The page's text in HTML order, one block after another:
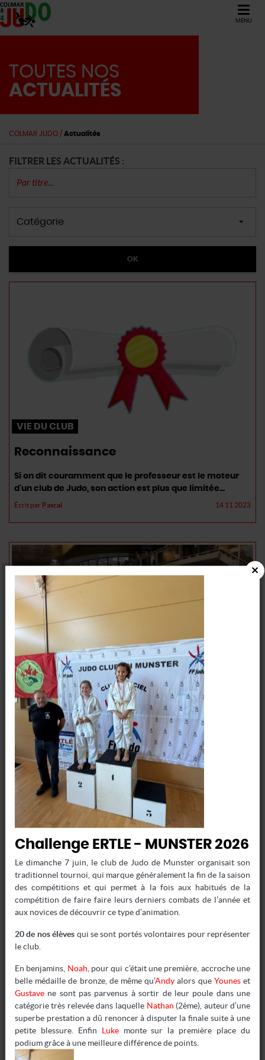
MENU
TOUTES NOS
ACTUALITÉS
COLMAR JUDO / Actualités
FILTRER LES ACTUALITÉS :
VIE DU CLUB
Reconnaissance
Si on dit couramment que le professeur est le moteur
d'un club de Judo, son action est plus que limitée...
Écrit par Pascal 14 11 2023
VIE DU CLUB
Plouf !
Le mercredi 8 novembre 2023, se déroulait le
CHALLENGE MARCO DIENER, organisé par l'OMS de
Colmar.Tous les clubs sportifs sont...
Écrit par Marjorie
1er passage de grade
Vous pensez certainement que l'événement sportif le
plus important du weekend est la victoire de l'équipe de
France de football...
Écrit parPascal
Challenge ERTLE - MUNSTER 2026
Le dimanche 7 juin, le club de Judo de Munster organisait son
traditionnel tournoi, qui marque généralement la fin de la saison
des compétitions et qui permet à la fois aux habitués de la
compétition de faire faire leurs derniers combats de l’année et
aux novices de découvrir ce type d’animation.
20 de nos élèves qui se sont portés volontaires pour représenter
le club.
En benjamins, Noah , pour qui c’était une première, accroche une
belle médaille de bronze, de même qu’Andy alors que Youneset
Gustave ne sont pas parvenus à sortir de leur poule dans une
catégorie très relevée dans laquelle Nathan (2ème), auteur d’une
superbe prestation a dû renoncer à disputer la finale suite à une
petite blessure. Enfin Luke monte sur la première place du
podium grâce à une meilleure différence de points.